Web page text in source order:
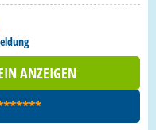
ANZEIGEN